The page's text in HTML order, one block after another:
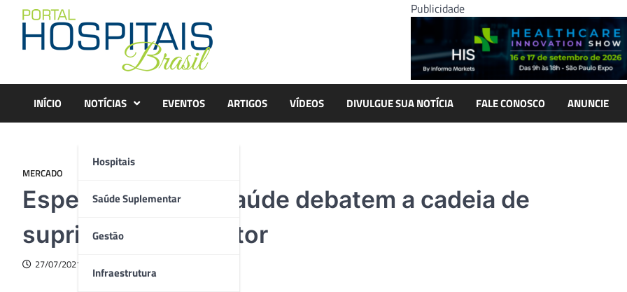
content
Publicidade
INÍCIO NOTÍCIAS
Hospitais
Saúde Suplementar
Gestão
Infraestrutura
EVENTOS ARTIGOS VÍDEOS DIVULGUE SUA NOTÍCIA FALE CONOSCO ANUNCIE
MERCADO
Especialistas em saúde debatem a cadeia de
suprimentos do setor
27/07/2021